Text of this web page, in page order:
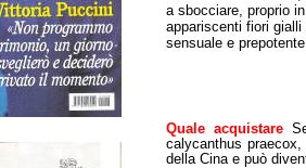
a sbocciare, pro­prio
appariscenti fiori
sensuale e
Quale acquistare
calycanthus
della Cina e può